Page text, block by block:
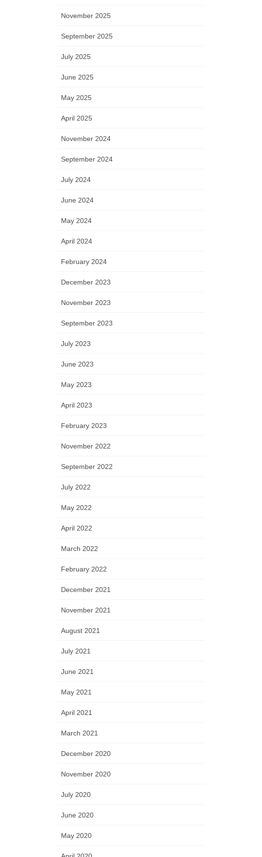
November 2025
September 2025
July 2025
June 2025
May 2025
April 2025
November 2024
September 2024
July 2024
June 2024
May 2024
April 2024
February 2024
December 2023
November 2023
September 2023
July 2023
June 2023
May 2023
April 2023
February 2023
November 2022
September 2022
July 2022
May 2022
April 2022
March 2022
February 2022
December 2021
November 2021
August 2021
July 2021
June 2021
May 2021
April 2021
March 2021
December 2020
November 2020
July 2020
June 2020
May 2020